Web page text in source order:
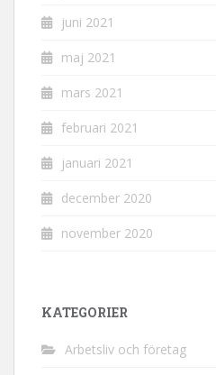
juni 2021
maj 2021
mars 2021
februari 2021
januari 2021
december 2020
november 2020
KATEGORIER
Arbetsliv och företag